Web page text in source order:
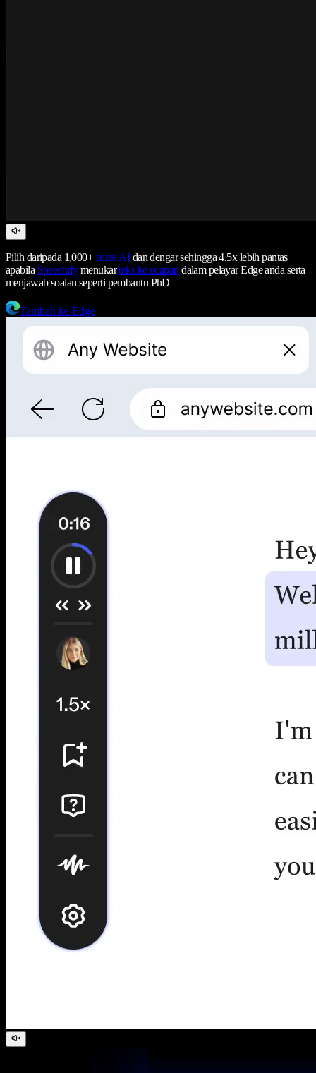
Pilih daripada 1,000+suara AIdan dengar sehingga 4.5x lebih pantas
apabila Speechifymenukarteks ke ucapan dalam pelayar Edge anda serta
menjawab soalan seperti pembantu PhD
Tambah ke Edge